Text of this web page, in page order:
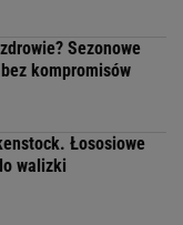
Sezonowe
kompromisów
Łososiowe
walizki